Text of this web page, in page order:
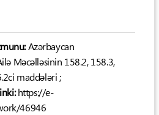
Azərbaycan
Məcəlləsinin 158.2, 158.3,
maddələri ;
https://e-
46946